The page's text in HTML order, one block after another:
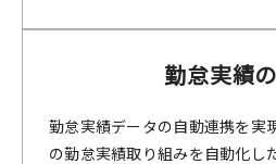
勤怠実績
勤怠実績データの自動連携を実
の勤怠実績取り組みを自動化し